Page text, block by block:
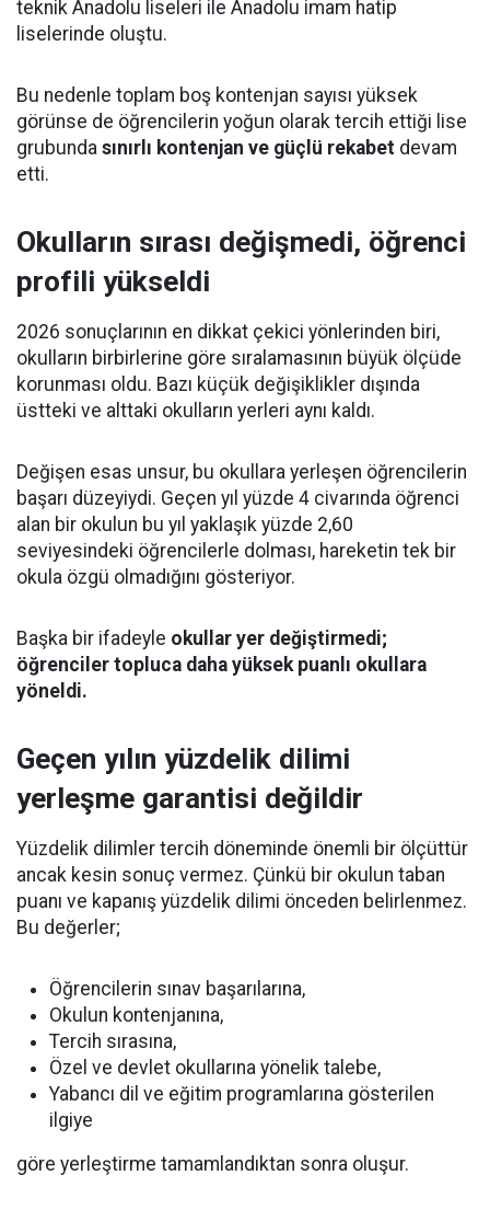
teknik Anadolu liseleri ile Anadolu imam hatip
liselerinde oluştu.
Bu nedenle toplam boş kontenjan sayısı yüksek
görünse de öğrencilerin yoğun olarak tercih ettiği lise
grubunda sınırlı kontenjan ve güçlü rekabet devam
etti.
Okulların sırası değişmedi, öğrenci
profili yükseldi
2026 sonuçlarının en dikkat çekici yönlerinden biri,
okulların birbirlerine göre sıralamasının büyük ölçüde
korunması oldu. Bazı küçük değişiklikler dışında
üstteki ve alttaki okulların yerleri aynı kaldı.
Değişen esas unsur, bu okullara yerleşen öğrencilerin
başarı düzeyiydi. Geçen yıl yüzde 4 civarında öğrenci
alan bir okulun bu yıl yaklaşık yüzde 2,60
seviyesindeki öğrencilerle dolması, hareketin tek bir
okula özgü olmadığını gösteriyor.
Başka bir ifadeyle okullar yer değiştirmedi;
öğrenciler topluca daha yüksek puanlı okullara
yöneldi.
Geçen yılın yüzdelik dilimi
yerleşme garantisi değildir
Yüzdelik dilimler tercih döneminde önemli bir ölçüttür
ancak kesin sonuç vermez. Çünkü bir okulun taban
puanı ve kapanış yüzdelik dilimi önceden belirlenmez.
Bu değerler;
Öğrencilerin sınav başarılarına,
Okulun kontenjanına,
Tercih sırasına,
Özel ve devlet okullarına yönelik talebe,
Yabancı dil ve eğitim programlarına gösterilen
ilgiye
göre yerleştirme tamamlandıktan sonra oluşur.